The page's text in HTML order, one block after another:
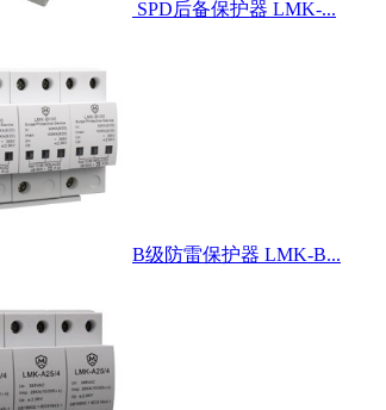
SPD后备保护器 LMK-...
B级防雷保护器 LMK-B...